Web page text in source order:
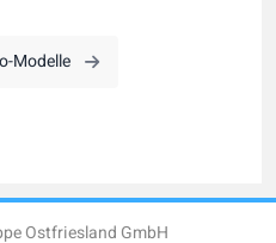
Modelle
Ostfriesland GmbH